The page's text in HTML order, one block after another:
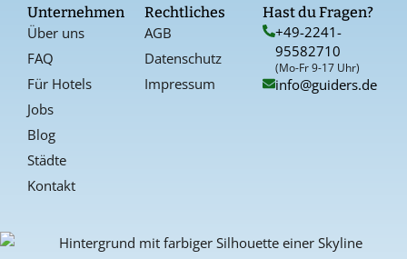
Unternehmen
Über uns
FAQ
Für Hotels
Jobs
Blog
Städte
Kontakt
Rechtliches
AGB
Datenschutz
Impressum
Hast du Fragen?
+49-2241-
95582710
(Mo-Fr 9-17 Uhr)
info@guiders.de